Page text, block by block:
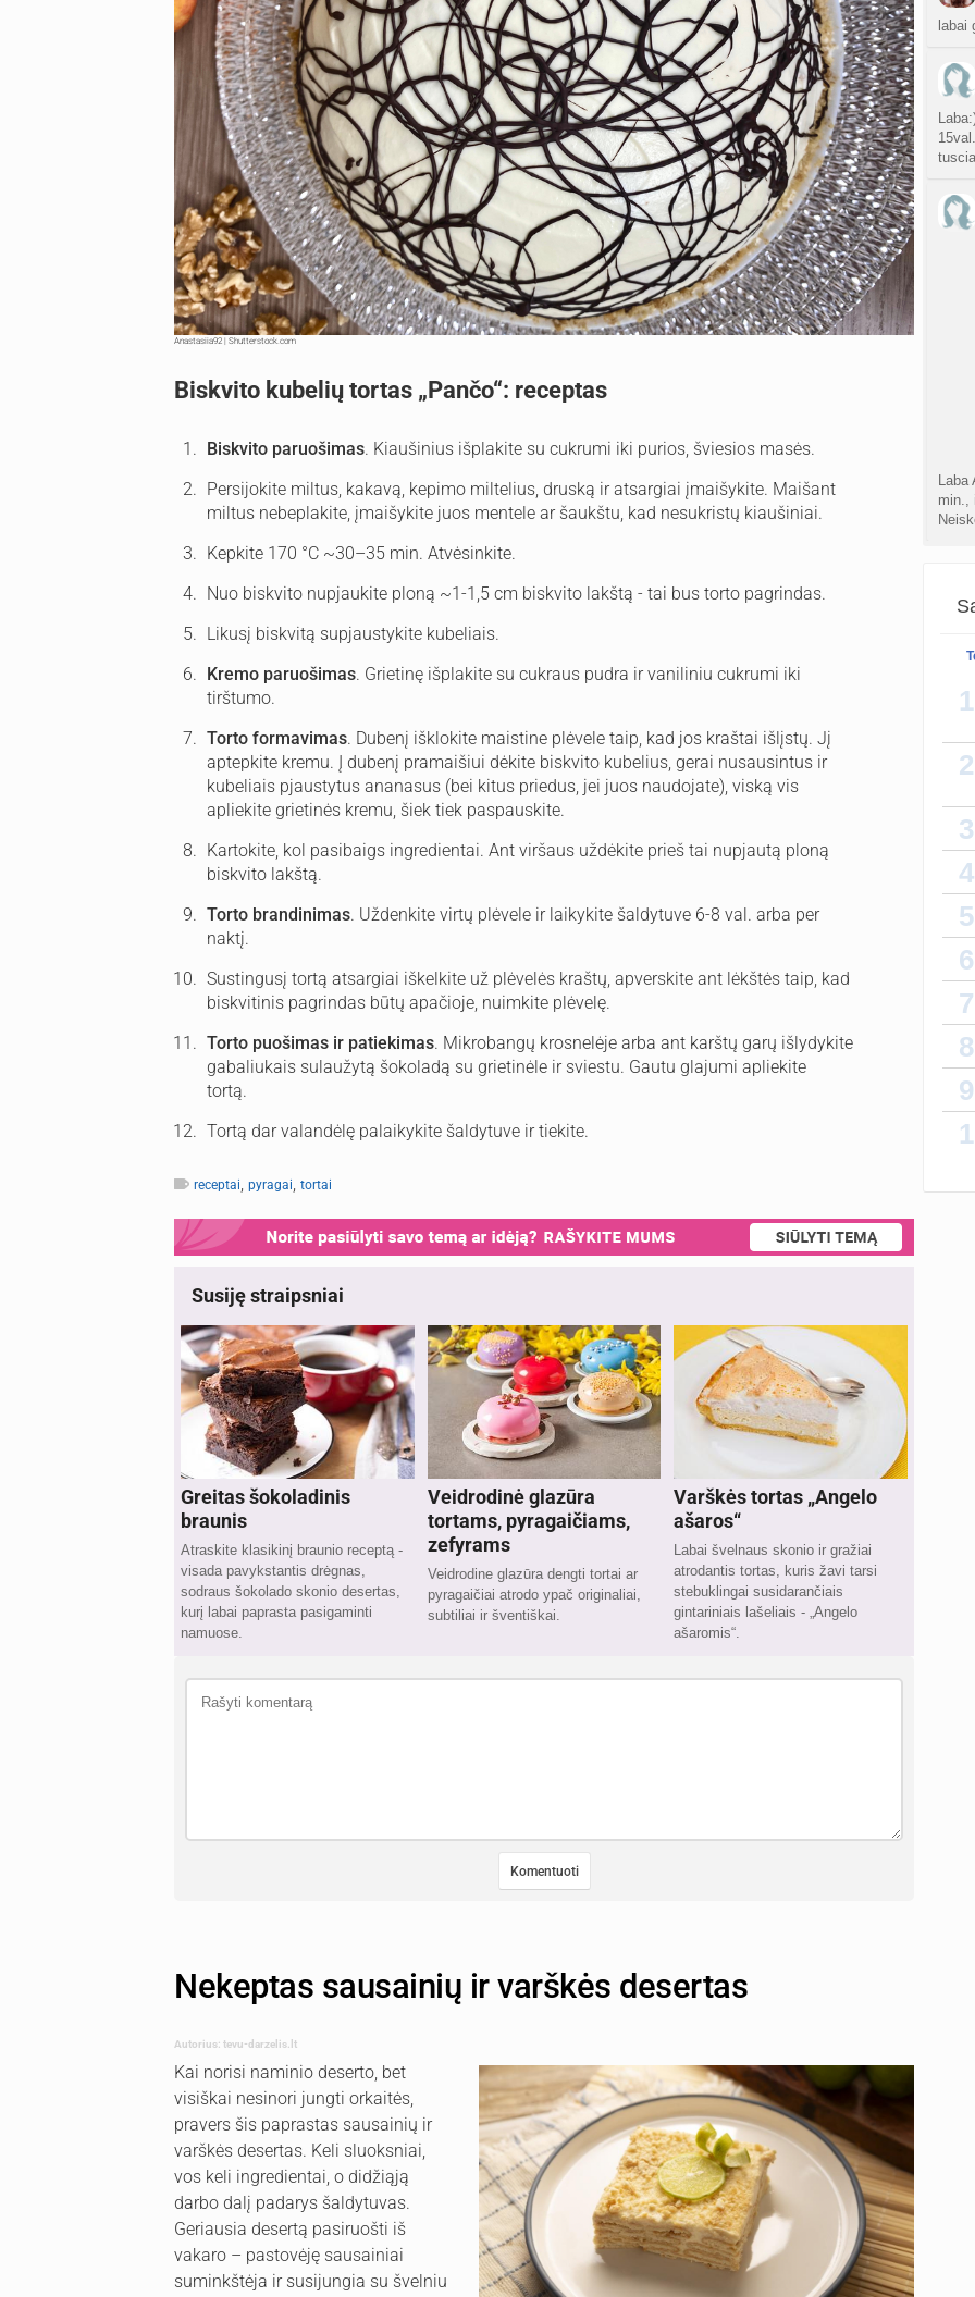
Anastasiia92 | Shutterstock.com
Biskvito kubelių tortas „Pančo“: receptas
Biskvito paruošimas. Kiaušinius išplakite su cukrumi iki purios, šviesios masės.
Persijokite miltus, kakavą, kepimo miltelius, druską ir atsargiai įmaišykite. Maišant
miltus nebeplakite, įmaišykite juos mentele ar šaukštu, kad nesukristų kiaušiniai.
Kepkite 170 °C ~30–35 min. Atvėsinkite.
Nuo biskvito nupjaukite ploną ~1-1,5 cm biskvito lakštą - tai bus torto pagrindas.
Likusį biskvitą supjaustykite kubeliais.
Kremo paruošimas. Grietinę išplakite su cukraus pudra ir vaniliniu cukrumi iki
tirštumo.
Torto formavimas. Dubenį išklokite maistine plėvele taip, kad jos kraštai išlįstų. Jį
aptepkite kremu. Į dubenį pramaišiui dėkite biskvito kubelius, gerai nusausintus ir
kubeliais pjaustytus ananasus (bei kitus priedus, jei juos naudojate), viską vis
apliekite grietinės kremu, šiek tiek paspauskite.
Kartokite, kol pasibaigs ingredientai. Ant viršaus uždėkite prieš tai nupjautą ploną
biskvito lakštą.
Torto brandinimas. Uždenkite virtų plėvele ir laikykite šaldytuve 6-8 val. arba per
naktį.
Sustingusį tortą atsargiai iškelkite už plėvelės kraštų, apverskite ant lėkštės taip, kad
biskvitinis pagrindas būtų apačioje, nuimkite plėvelę.
Torto puošimas ir patiekimas. Mikrobangų krosnelėje arba ant karštų garų išlydykite
gabaliukais sulaužytą šokoladą su grietinėle ir sviestu. Gautu glajumi apliekite
tortą.
Tortą dar valandėlę palaikykite šaldytuve ir tiekite.
receptai, pyragai, tortai
Susiję straipsniai
Greitas šokoladinis
braunis
Atraskite klasikinį braunio receptą -
visada pavykstantis drėgnas,
sodraus šokolado skonio desertas,
kurį labai paprasta pasigaminti
namuose.
Veidrodinė glazūra
tortams, pyragaičiams,
zefyrams
Veidrodine glazūra dengti tortai ar
pyragaičiai atrodo ypač originaliai,
subtiliai ir šventiškai.
Varškės tortas „Angelo
ašaros“
Labai švelnaus skonio ir gražiai
atrodantis tortas, kuris žavi tarsi
stebuklingai susidarančiais
gintariniais lašeliais - „Angelo
ašaromis“.
labai
Laba
min.,
Oi
su
as
1
2
3
4
5
6
7
8
9
Nekeptas sausainių ir varškės desertas
Autorius: tevu-darzelis.lt
Kai norisi naminio deserto, bet
visiškai nesinori jungti orkaitės,
pravers šis paprastas sausainių ir
varškės desertas. Keli sluoksniai,
vos keli ingredientai, o didžiąją
darbo dalį padarys šaldytuvas.
Geriausia desertą pasiruošti iš
vakaro – pastovėję sausainiai
suminkštėja ir susijungia su švelniu